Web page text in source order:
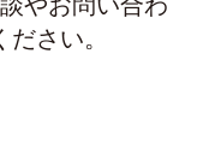
さい。